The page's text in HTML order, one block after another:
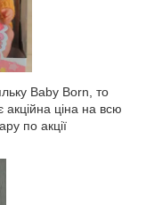
Baby Born, то
ціна на всю
по акції